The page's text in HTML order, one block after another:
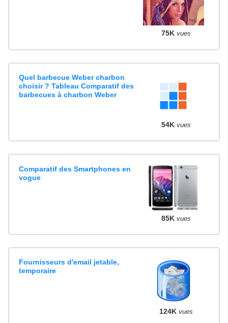
75K vues
Quel barbecue Weber charbon
choisir ? Tableau Comparatif des
barbecues à charbon Weber
54K vues
Comparatif des Smartphones en
vogue
85K vues
Fournisseurs d'email jetable,
temporaire
124K vues